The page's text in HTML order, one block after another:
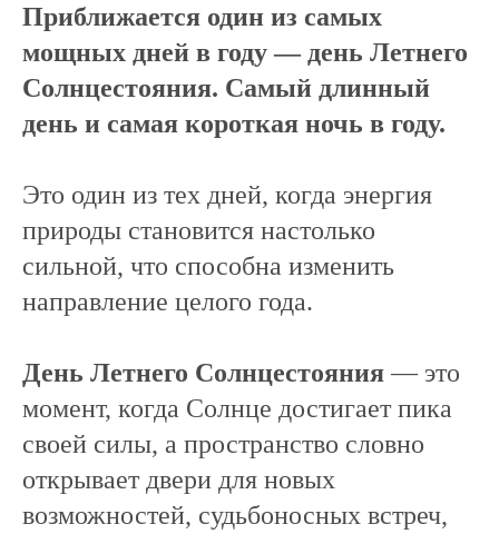
Приближается один из самых
мощных дней в году — день Летнего
Солнцестояния. Самый длинный
день и самая короткая ночь в году.
Это один из тех дней, когда энергия
природы становится настолько
сильной, что способна изменить
направление целого года.
День Летнего Солнцестояния— это
момент, когда Солнце достигает пика
своей силы, а пространство словно
открывает двери для новых
возможностей, судьбоносных встреч,